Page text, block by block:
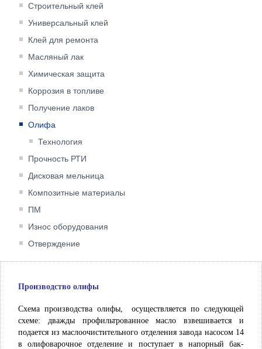
Строительный клей
Универсальный клей
Клей для ремонта
Масляный лак
Химическая защита
Коррозия в топливе
Получение лаков
Олифа
Технология
Прочность РТИ
Дисковая мельница
Композитные материалы
ПМ
Износ оборудования
Отверждение
Производство олифы
Схема производства олифы, осуществляется по следующей
схеме: дважды профильтрованное масло взвешивается и
подается из маслоочистительного отделения завода насосом 14
в олифоварочное отделение и поступает в напорный бак-